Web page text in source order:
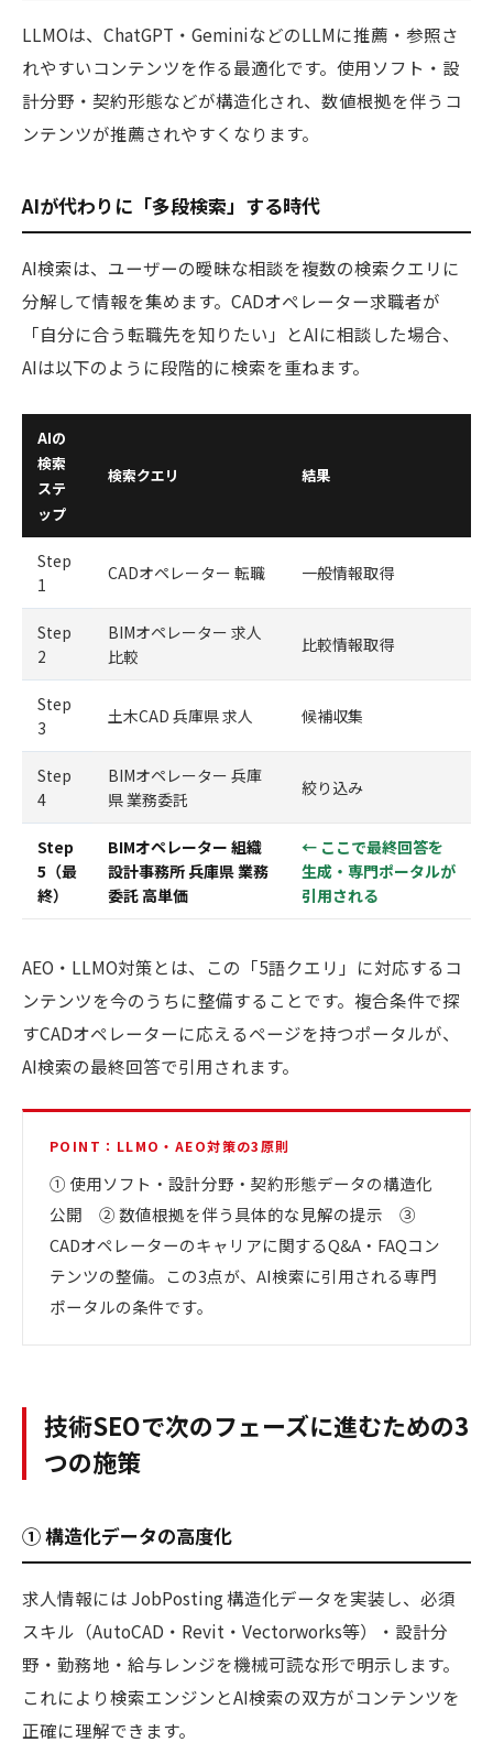
LLMOは、ChatGPT・GeminiなどのLLMに推薦・参照さ
れやすいコンテンツを作る最適化です。使用ソフト・設
計分野・契約形態などが構造化され、数値根拠を伴うコ
ンテンツが推薦されやすくなります。
AIが代わりに「多段検索」する時代
AI検索は、ユーザーの曖昧な相談を複数の検索クエリに
分解して情報を集めます。CADオペレーター求職者が
「自分に合う転職先を知りたい」とAIに相談した場合、
AIは以下のように段階的に検索を重ねます。
AIの
検索
ステ
ップ
検索クエリ 結果
Step
1
CADオペレーター 転職 一般情報取得
Step
2
BIMオペレーター 求人
比較
比較情報取得
Step
3
土木CAD 兵庫県 求人 候補収集
Step
4
BIMオペレーター 兵庫
県 業務委託
絞り込み
Step
5（最
終）
BIMオペレーター 組織
設計事務所 兵庫県 業務
委託 高単価
← ここで最終回答を
生成・専門ポータルが
引用される
AEO・LLMO対策とは、この「5語クエリ」に対応するコ
ンテンツを今のうちに整備することです。複合条件で探
すCADオペレーターに応えるページを持つポータルが、
AI検索の最終回答で引用されます。
POINT：LLMO・AEO対策の3原則
① 使用ソフト・設計分野・契約形態データの構造化
公開 ② 数値根拠を伴う具体的な見解の提示 ③
CADオペレーターのキャリアに関するQ&A・FAQコン
テンツの整備。この3点が、AI検索に引用される専門
ポータルの条件です。
技術SEOで次のフェーズに進むための3
つの施策
① 構造化データの高度化
求人情報には JobPosting 構造化データを実装し、必須
スキル（AutoCAD・Revit・Vectorworks等）・設計分
野・勤務地・給与レンジを機械可読な形で明示します。
これにより検索エンジンとAI検索の双方がコンテンツを
正確に理解できます。